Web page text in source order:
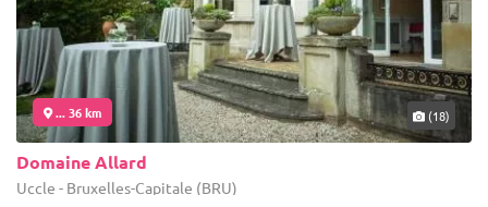
... 36 km (18)
Domaine Allard
Uccle - Bruxelles-Capitale (BRU)